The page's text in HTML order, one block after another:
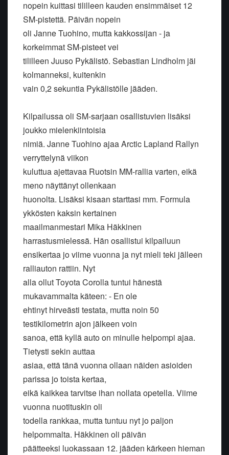
nopein kuittasi tililleen kauden ensimmäiset 12
SM-pistettä. Päivän nopein
oli Janne Tuohino, mutta kakkossijan - ja
korkeimmat SM-pisteet vei
tililleen Juuso Pykälistö. Sebastian Lindholm jäi
kolmanneksi, kuitenkin
vain 0,2 sekuntia Pykälistölle jääden.
Kilpailussa oli SM-sarjaan osallistuvien lisäksi
joukko mielenkiintoisia
nimiä. Janne Tuohino ajaa Arctic Lapland Rallyn
verryttelynä viikon
kuluttua ajettavaa Ruotsin MM-rallia varten, eikä
meno näyttänyt ollenkaan
huonolta. Lisäksi kisaan starttasi mm. Formula
ykkösten kaksin kertainen
maailmanmestari Mika Häkkinen
harrastusmielessä. Hän osallistui kilpailuun
ensikertaa jo viime vuonna ja nyt mieli teki jälleen
ralliauton rattiin. Nyt
alla ollut Toyota Corolla tuntui hänestä
mukavammalta käteen: - En ole
ehtinyt hirveästi testata, mutta noin 50
testikilometrin ajon jälkeen voin
sanoa, että kyllä auto on minulle helpompi ajaa.
Tietysti sekin auttaa
asiaa, että tänä vuonna ollaan näiden asioiden
parissa jo toista kertaa,
eikä kaikkea tarvitse ihan nollata opetella. Viime
vuonna nuotituskin oli
todella rankkaa, mutta tuntuu nyt jo paljon
helpommalta. Häkkinen oli päivän
päätteeksi luokassaan 12. jääden kärkeen hieman